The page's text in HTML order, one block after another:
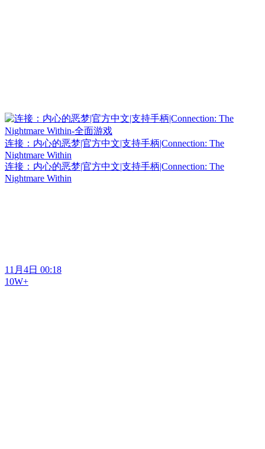
连接：内心的恶梦|官方中文|支持手柄|Connection: The
Nightmare Within
连接：内心的恶梦|官方中文|支持手柄|Connection: The
Nightmare Within
11月4日 00:18
10W+